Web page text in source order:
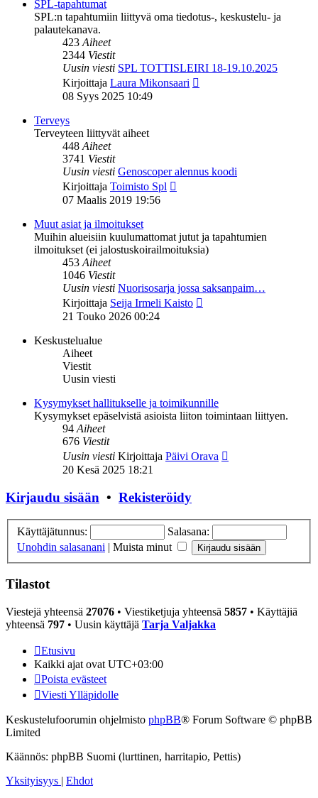
SPL-tapahtumat
SPL:n tapahtumiin liittyvä oma tiedotus-, keskustelu- ja
palautekanava.
423Aiheet
2344 Viestit
Uusin viesti SPL TOTTISLEIRI 18-19.10.2025
Kirjoittaja Laura Mikonsaari
08 Syys 2025 10:49
Terveys
Terveyteen liittyvät aiheet
448Aiheet
3741 Viestit
Uusin viesti Genoscoper alennus koodi
Kirjoittaja Toimisto Spl
07 Maalis 2019 19:56
Muut asiat ja ilmoitukset
Muihin alueisiin kuulumattomat jutut ja tapahtumien
ilmoitukset (ei jalostuskoirailmoituksia)
453Aiheet
1046 Viestit
Uusin viesti Nuorisosarja jossa saksanpaim…
Kirjoittaja Seija Irmeli Kaisto
21 Touko 2026 00:24
Keskustelualue
Aiheet
Viestit
Uusin viesti
Kysymykset hallitukselle ja toimikunnille
Kysymykset epäselvistä asioista liiton toimintaan liittyen.
94Aiheet
676 Viestit
Uusin viesti Kirjoittaja Päivi Orava
20 Kesä 2025 18:21
Kirjaudu sisään • Rekisteröidy
Käyttäjätunnus:
Salasana:
Unohdin salasanani | Muista minut
Tilastot
Viestejä yhteensä 27076 • Viestiketjuja yhteensä 5857 • Käyttäjiä
yhteensä 797 • Uusin käyttäjä Tarja Valjakka
Etusivu
Kaikki ajat ovat UTC+03:00
Poista evästeet
Viesti Ylläpidolle
Keskustelufoorumin ohjelmisto phpBB® Forum Software © phpBB
Limited
Käännös: phpBB Suomi (lurttinen, harritapio, Pettis)
Yksityisyys | Ehdot